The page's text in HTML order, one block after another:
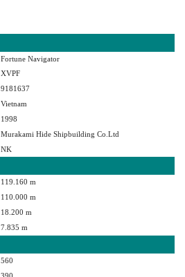
Fortune Navigator
XVPF
9181637
Vietnam
1998
Murakami Hide Shipbuilding Co.Ltd
NK
119.160 m
110.000 m
18.200 m
7.835 m
560